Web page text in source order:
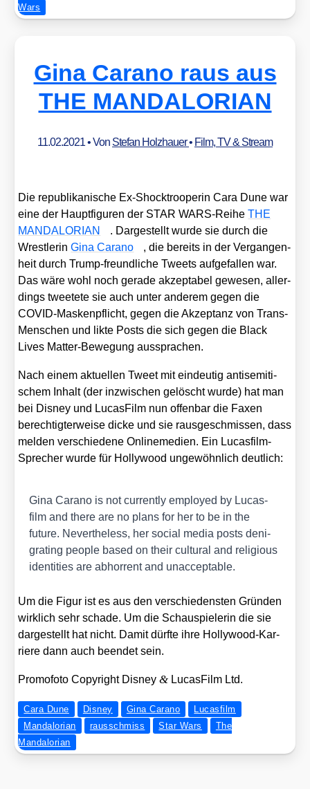
Wars
Gina Carano raus aus
THE MANDALORIAN
11.02.2021• Von Stefan Holzhauer• Film, TV & Stream
Die repu­bli­ka­ni­sche Ex-Shock­tro­o­pe­rin Cara Dune war
eine der Haupt­fi­gu­ren der STAR WARS-Rei­heTHE
MANDALORIAN
. Dar­ge­stellt wur­de sie durch die
Wrest­le­rinGina Cara­no
, die bereits in der Ver­gan­gen­
heit durch Trump-freund­li­che Tweets auf­ge­fal­len war.
Das wäre wohl noch gera­de akzep­ta­bel gewe­sen, aller­
dings tweete­te sie auch unter ande­rem gegen die
COVID-Mas­ken­pflicht, gegen die Akzep­tanz von Trans-
Men­schen und lik­te Posts die sich gegen die Black
Lives Mat­ter-Bewe­gung aus­spra­chen.
Nach einem aktu­el­len Tweet mit ein­deu­tig anti­se­mi­ti­
schem Inhalt (der inzwi­schen gelöscht wur­de) hat man
bei Dis­ney und Lucas­Film nun offen­bar die Faxen
berech­tig­ter­wei­se dicke und sie raus­ge­schmis­sen, dass
mel­den ver­schie­de­ne Online­me­di­en. Ein Lucas­film-
Spre­cher wur­de für Hol­ly­wood unge­wöhn­lich deut­lich:
Gina Cara­no is not curr­ent­ly employ­ed by Lucas­
film and the­re are no plans for her to be in the
future. Nevert­hel­ess, her social media posts deni­
gra­ting peo­p­le based on their cul­tu­ral and reli­gious
iden­ti­ties are abhor­rent and unac­cep­ta­ble.
Um die Figur ist es aus den ver­schie­dens­ten Grün­den
wirk­lich sehr scha­de. Um die Schau­spie­le­rin die sie
dar­ge­stellt hat nicht. Damit dürf­te ihre Hol­ly­wood-Kar­
rie­re dann auch been­det sein.
Pro­mo­fo­to Copy­right Dis­ney& Lucas­Film Ltd.
Cara Dune Disney Gina Carano
Lucasfilm
Mandalorian
rausschmiss Star Wars
The
Mandalorian